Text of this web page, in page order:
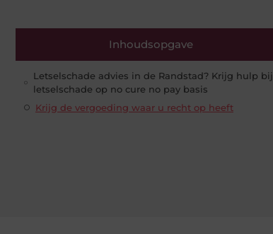
Inhoudsopgave
Letselschade advies in de Randstad? Krijg hulp bij
letselschade op no cure no pay basis
Krijg de vergoeding waar u recht op heeft